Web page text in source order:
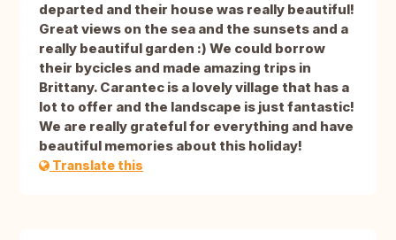
departed and their house was really beautiful!
Great views on the sea and the sunsets and a
really beautiful garden :) We could borrow
their bycicles and made amazing trips in
Brittany. Carantec is a lovely village that has a
lot to offer and the landscape is just fantastic!
We are really grateful for everything and have
beautiful memories about this holiday!
Translate this